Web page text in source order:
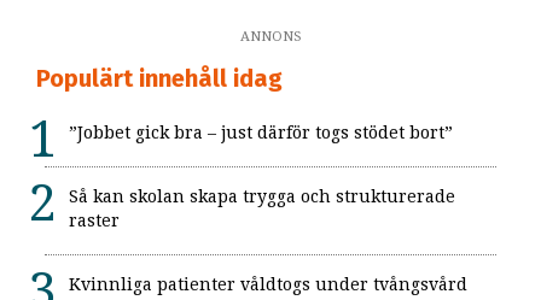
ANNONS
Populärt innehåll idag
”Jobbet gick bra – just därför togs stödet bort”
Så kan skolan skapa trygga och strukturerade
raster
Kvinnliga patienter våldtogs under tvångsvård